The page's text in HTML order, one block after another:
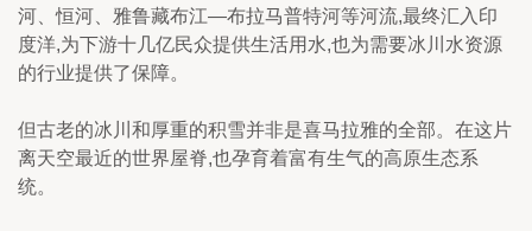
河、恒河、雅鲁藏布江—布拉马普特河等河流,最终汇入印
度洋,为下游十几亿民众提供生活用水,也为需要冰川水资源
的行业提供了保障。
但古老的冰川和厚重的积雪并非是喜马拉雅的全部。在这片
离天空最近的世界屋脊,也孕育着富有生气的高原生态系
统。